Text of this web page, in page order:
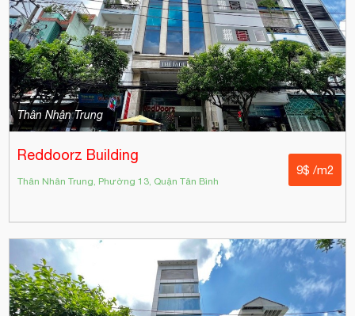
Thân Nhân Trung
Reddoorz Building
Thân Nhân Trung, Phường 13, Quận Tân Bình
9$ /m2